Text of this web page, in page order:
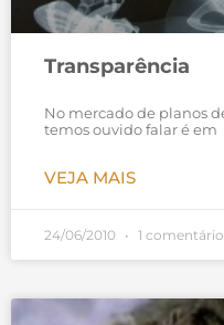
Transparência
No mercado de planos
temos ouvido falar é em
VEJA MAIS
24/06/2010 1 comentário